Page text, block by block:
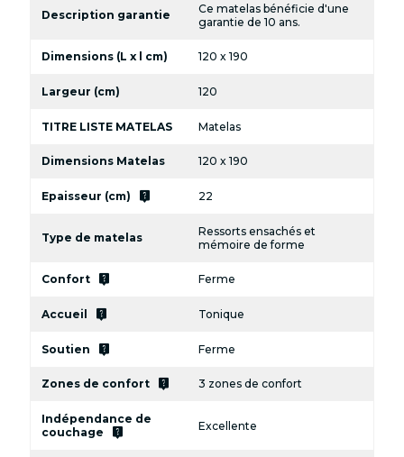
Description garantie
Ce matelas bénéficie d'une
garantie de 10 ans.
Dimensions (L x l cm) 120 x 190
Largeur (cm) 120
TITRE LISTE MATELAS Matelas
Dimensions Matelas 120 x 190
Epaisseur (cm) live_help 22
Type de matelas
Ressorts ensachés et
mémoire de forme
Confort live_help Ferme
Accueil live_help Tonique
Soutien live_help Ferme
Zones de confort live_help 3 zones de confort
Indépendance de
couchage
live_help Excellente